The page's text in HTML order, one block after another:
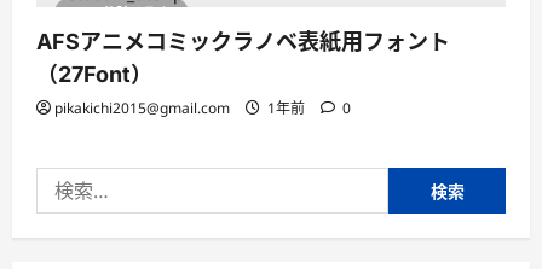
1 分読み取り
AFSアニメコミックラノベ表紙用フォント
（27Font）
pikakichi2015@gmail.com 1年前 0
索: